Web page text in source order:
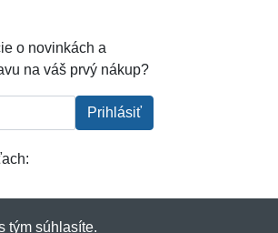
o novinkách a
na váš prvý nákup?
Prihlásiť
tým súhlasíte.